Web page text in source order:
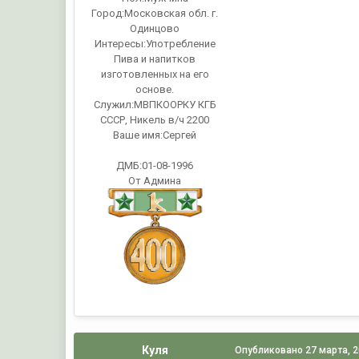
Город:Московская обл. г.
Одинцово
Интересы:Употребление
Пива и напитков
изготовленных на его
основе.
Служил:МВПКООРКУ КГБ
СССР, Никель в/ч 2200
Ваше имя:Сергей
ДМБ:01-08-1996
От Админа
Куля Опубликовано 27 марта,